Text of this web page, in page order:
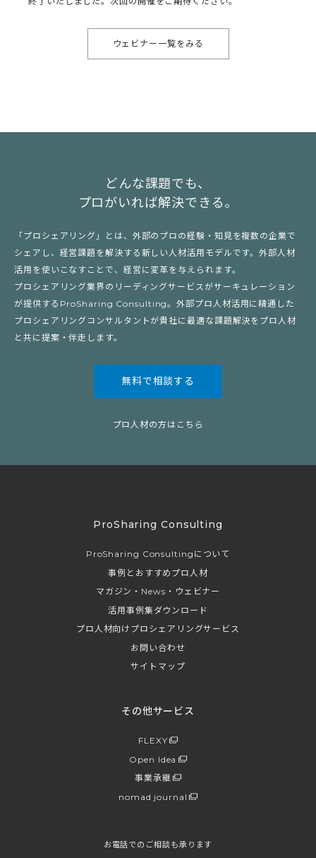
ウェビナー一覧をみる
どんな課題でも、
プロがいれば解決できる。
「プロシェアリング」とは、外部のプロの経験・知見を複数の企業で
シェアし、経営課題を解決する新しい人材活用モデルです。外部人材
活用を使いこなすことで、経営に変革を与えられます。
プロシェアリング業界のリーディングサービスがサーキュレーション
が提供するProSharing Consulting。外部プロ人材活用に精通した
プロシェアリングコンサルタントが貴社に最適な課題解決をプロ人材
と共に提案・伴走します。
無料で相談する
プロ人材の方はこちら
ProSharing Consulting
ProSharing Consultingについて
事例とおすすめプロ人材
マガジン・News・ウェビナー
活用事例集ダウンロード
プロ人材向けプロシェアリングサービス
お問い合わせ
サイトマップ
その他サービス
FLEXY
Open Idea
事業承継
nomad journal
お電話でのご相談も承ります